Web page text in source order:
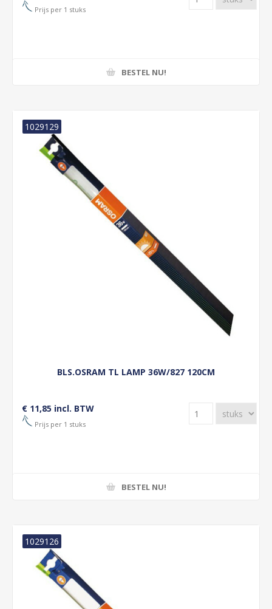
Prijs per 1 stuks
BESTEL NU!
BLS.OSRAM TL LAMP 36W/827 120CM
1029129
€ 11,85 incl. BTW
Prijs per 1 stuks
BESTEL NU!
1029126